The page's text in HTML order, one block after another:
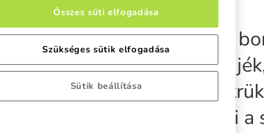
gondolata elsőre
nem tudják hol
venni. A megfelelő
hamar el tudjuk sajátítani a
Összes süti elfogadása
Szükséges sütik elfogadása
Sütik beállítása